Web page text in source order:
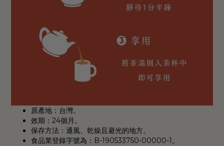
原產地：台灣。
效期：24個月。
保存方法：通風、乾燥且避光的地方。
食品業登錄字號為：B-190533750-00000-1。